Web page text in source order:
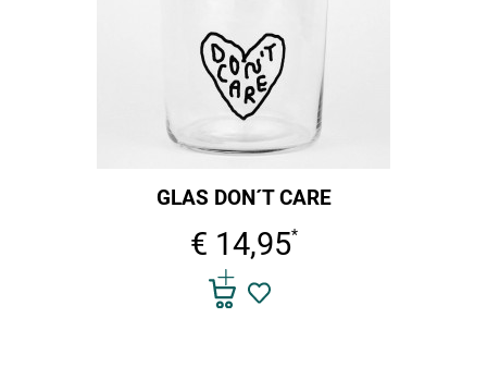
GLAS DON´T CARE
€ 14,95*